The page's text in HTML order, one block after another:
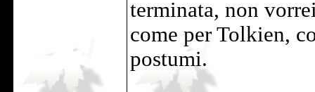
terminata, non
come per Tolkien,
postumi.